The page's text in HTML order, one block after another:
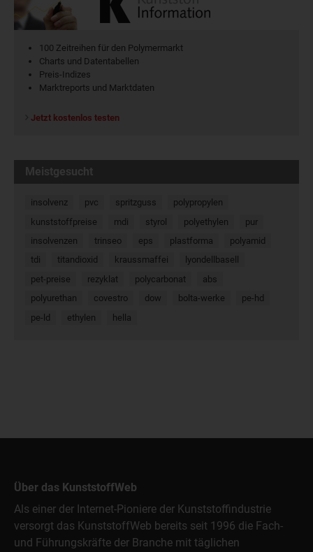
100 Zeitreihen für den Polymermarkt
Charts und Datentabellen
Preis-Indizes
Marktreports und Marktdaten
Jetzt kostenlos testen
Meistgesucht
insolvenz pvc spritzguss
polypropylen
kunststoffpreise
mdi styrol polyethylen
pur
insolvenzen
trinseo eps plastforma
polyamid
tdi
titandioxid kraussmaffei
lyondellbasell
pet-preise
rezyklat polycarbonat
abs
polyurethan
covestro dow bolta-werke
pe-hd
pe-ld
ethylen hella
Über das KunststoffWeb
Als einer der Internet-Pioniere der Kunststoffindustrie
versorgt das KunststoffWeb bereits seit 1996 die Fach-
und Führungskräfte der Branche mit täglichen